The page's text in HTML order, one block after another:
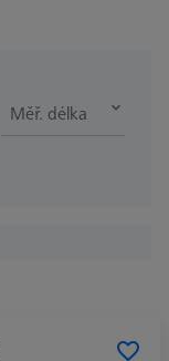
Měř. délka (ML)